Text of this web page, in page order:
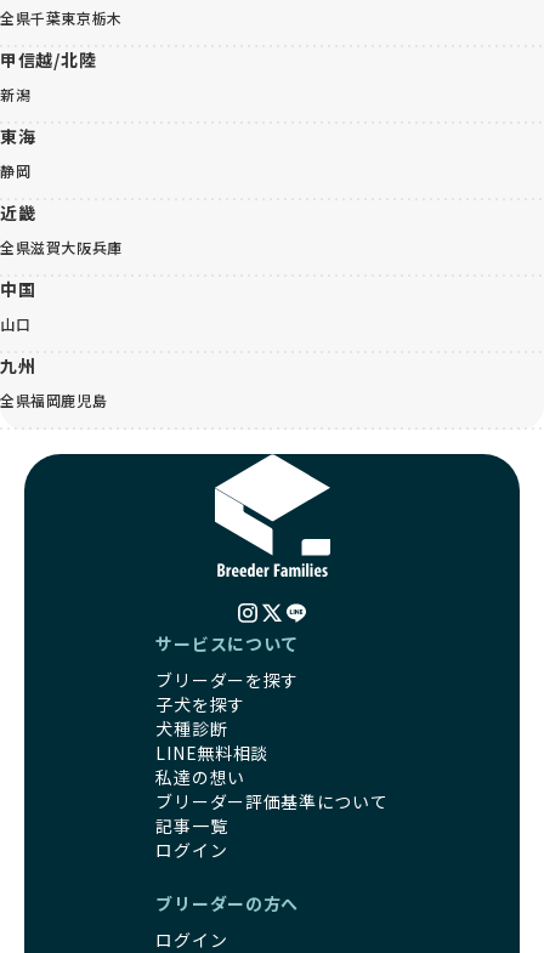
全県千葉東京栃木
甲信越/北陸
新潟
東海
静岡
近畿
全県滋賀大阪兵庫
中国
山口
九州
全県福岡鹿児島
サービスについて
ブリーダーを探す
子犬を探す
犬種診断
LINE無料相談
私達の想い
ブリーダー評価基準について
記事一覧
ログイン
ブリーダーの方へ
ログイン